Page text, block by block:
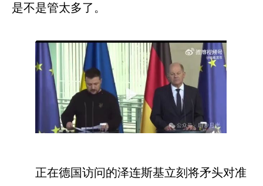
是不是管太多了。
正在德国访问的泽连斯基立刻将矛头对准